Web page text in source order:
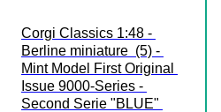
Corgi Classics 1:48 -
Berline miniature  (5) -
Mint Model First Original
Issue 9000-Series -
Second Serie "BLUE"